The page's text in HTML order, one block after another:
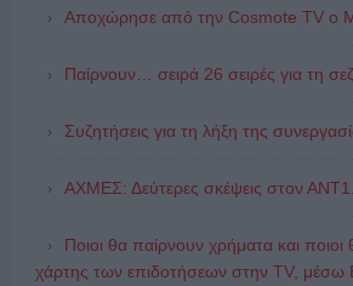
Αποχώρησε από την Cosmote TV o
Παίρνουν… σειρά 26 σειρές για τη
Συζητήσεις για τη λήξη της
ΑΧΜΕΣ: Δεύτερες σκέψεις στον
Ποιοι θα παίρνουν χρήματα και
χάρτης των επιδοτήσεων στην TV,